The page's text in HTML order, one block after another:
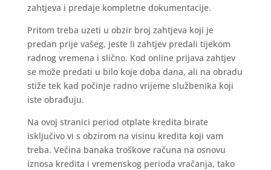
zahtjeva i predaje kompletne dokumentacije.
Pritom treba uzeti u obzir broj zahtjeva koji je
predan prije vašeg, jeste li zahtjev predali tijekom
radnog vremena i slično. Kod online prijava zahtjev
se može predati u bilo koje doba dana, ali na obradu
stiže tek kad počinje radno vrijeme službenika koji
iste obrađuju.
Na ovoj stranici period otplate kredita birate
isključivo vi s obzirom na visinu kredita koji vam
treba. Večina banaka troškove računa na osnovu
iznosa kredita i vremenskog perioda vračanja, tako